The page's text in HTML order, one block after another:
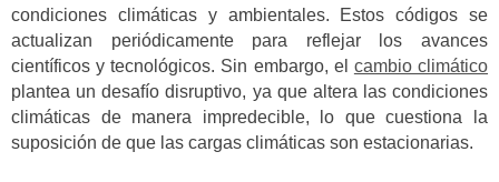
condiciones climáticas y ambientales. Estos códigos se
actualizan periódicamente para reflejar los avances
científicos y tecnológicos. Sin embargo, el cambio climático
plantea un desafío disruptivo, ya que altera las condiciones
climáticas de manera impredecible, lo que cuestiona la
suposición de que las cargas climáticas son estacionarias.